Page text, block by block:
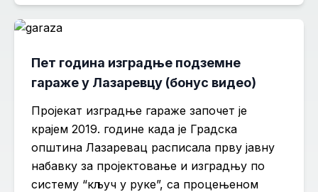
Пет година изградње подземне
гараже у Лазаревцу (бонус видео)
Пројекат изградње гараже започет је
крајем 2019. године када је Градска
општина Лазаревац расписала прву јавну
набавку за пројектовање и изградњу по
систему “кључ у руке”, са процењеном